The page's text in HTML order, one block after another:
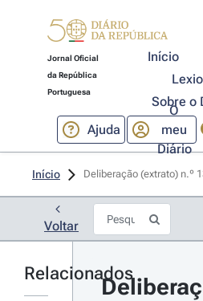
Jornal Oficial
da República
Portuguesa
Início
Sobre o
Ajuda
O
meu
Diário
Início Deliberação (extrato) n.º
Voltar
Relacionados